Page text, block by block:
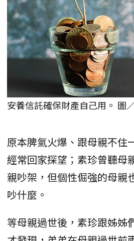
安養信託確保財產自己用。 圖
原本脾氣火爆、跟母親不住
經常回家探望；素珍曾聽母
親吵架，但個性倔強的母親
吵什麼。
等母親過世後，素珍跟姊姊